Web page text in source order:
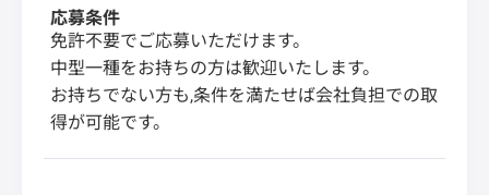
応募条件
免許不要でご応募いただけます。
中型一種をお持ちの方は歓迎いたします。
お持ちでない方も,条件を満たせば会社負担での取
得が可能です。